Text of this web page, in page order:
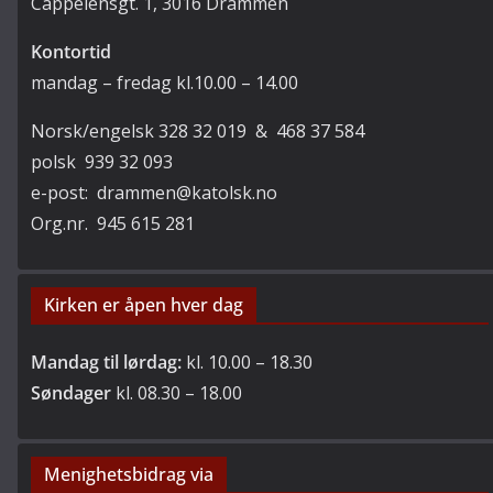
Kontortid
mandag – fredag kl.10.00 – 14.00
Norsk/engelsk 328 32 019 & 468 37 584
polsk 939 32 093
e-post: drammen@katolsk.no
Org.nr. 945 615 281
Kirken er åpen hver dag
Mandag til lørdag: kl. 10.00 – 18.30
Søndager kl. 08.30 – 18.00
Menighetsbidrag via